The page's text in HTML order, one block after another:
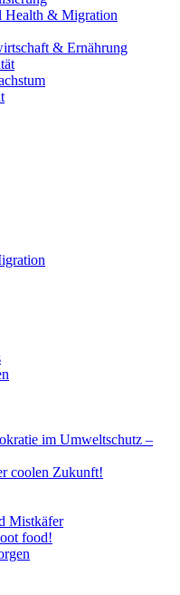
Health & Migration
& Ernährung
im Umweltschutz –
coolen Zukunft!
Mistkäfer
food!